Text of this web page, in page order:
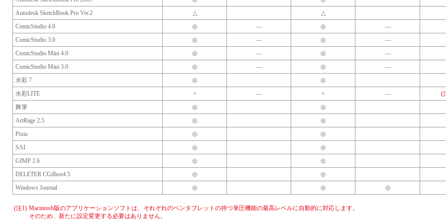
Autodesk SketchBook Pro Ver.2
△
△
ComicStudio 4.0
◎ ― ◎
―
ComicStudio 3.0
◎ ― ◎
―
ComicStudio Mini 4.0
◎ ― ◎
―
ComicStudio Mini 3.0
◎ ― ◎
―
水彩 7
◎
◎
水彩LITE
× ― × ―
(
舞筆
◎
◎
ArtRage 2.5
◎
◎
Pixia
◎
◎
SAI
◎
◎
GIMP 2.6
◎
◎
DELETER CGillust4.5
◎
◎
Windows Journal
◎ ◎ ◎
(注1) Macintosh版のアプリケーションソフトは、それぞれのペンタブレットの持つ筆圧機能の最高レベルに自動的に対応します。
そのため、新たに設定変更する必要はありません。